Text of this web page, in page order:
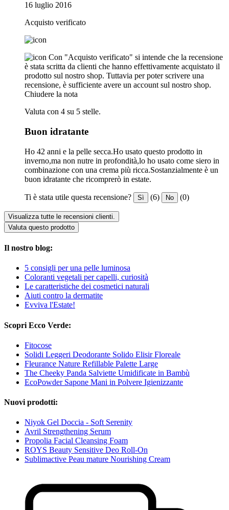
16 luglio 2016
Acquisto verificato
Con "Acquisto verificato" si intende che la recensione
è stata scritta da clienti che hanno effettivamente acquistato il
prodotto sul nostro shop. Tuttavia per poter scrivere una
recensione, è sufficiente avere un account sul nostro shop.
Chiudere la nota
Valuta con 4 su 5 stelle.
Buon idratante
Ho 42 anni e la pelle secca.Ho usato questo prodotto in
inverno,ma non nutre in profondità,lo ho usato come siero in
combinazione con una crema più ricca.Sostanzialmente è un
buon idratante che ricomprerò in estate.
Ti è stata utile questa recensione? Sì (6) No (0)
Visualizza tutte le recensioni clienti.
Valuta questo prodotto
Il nostro blog:
5 consigli per una pelle luminosa
Coloranti vegetali per capelli, curiosità
Le caratteristiche dei cosmetici naturali
Aiuti contro la dermatite
Evviva l'Estate!
Scopri Ecco Verde:
Fitocose
Solidi Leggeri Deodorante Solido Elisir Floreale
Fleurance Nature Refillable Palette Large
The Cheeky Panda Salviette Umidificate in Bambù
EcoPowder Sapone Mani in Polvere Igienizzante
Nuovi prodotti:
Niyok Gel Doccia - Soft Serenity
Avril Strengthening Serum
Propolia Facial Cleansing Foam
ROYS Beauty Sensitive Deo Roll-On
Sublimactive Peau mature Nourishing Cream